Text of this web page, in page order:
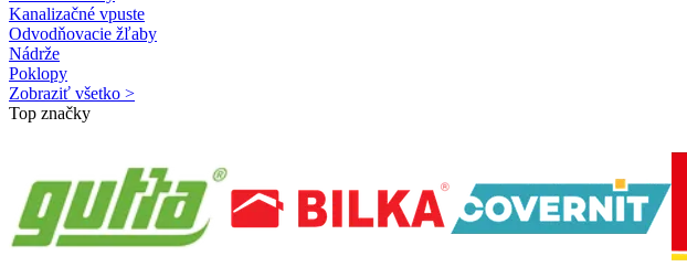
Kanalizačné vpuste
Odvodňovacie žľaby
Nádrže
Poklopy
Zobraziť všetko >
Top značky